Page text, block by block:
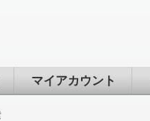
マイアカウント